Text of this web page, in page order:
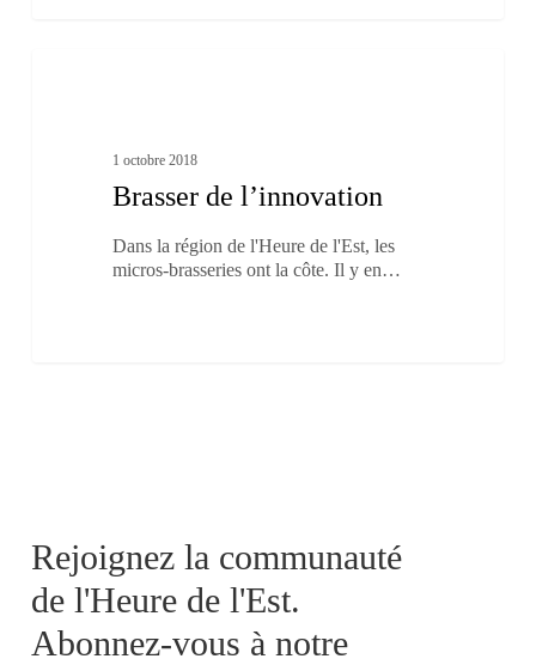
1 octobre 2018
Brasser de l’innovation
Dans la région de l'Heure de l'Est, les
micros-brasseries ont la côte. Il y en…
Rejoignez la communauté
de l'Heure de l'Est.
Abonnez-vous à notre